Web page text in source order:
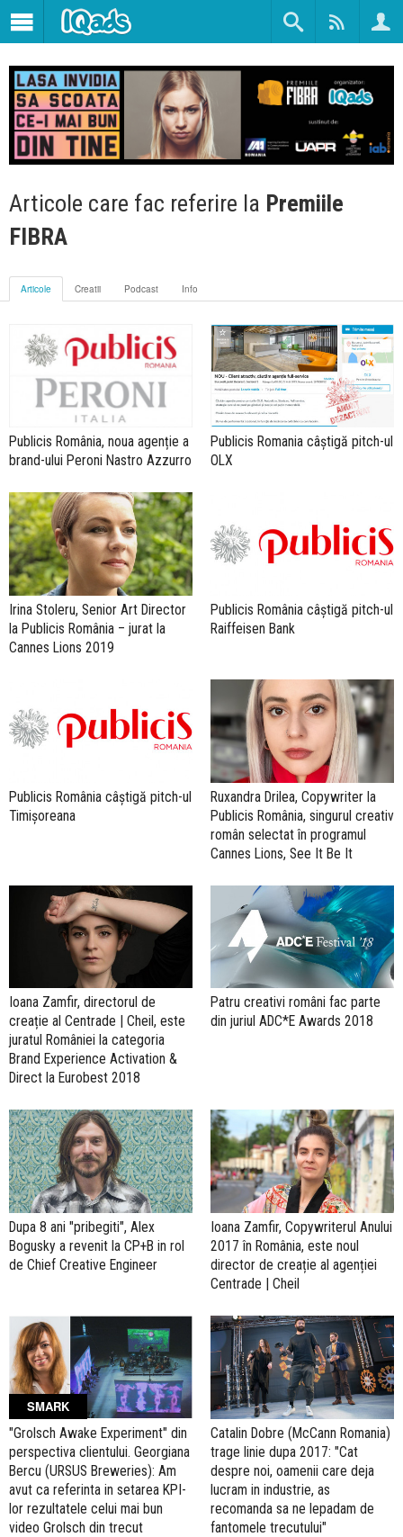
Articole care fac referire la Premiile
FIBRA
Articole Creatii Podcast Info
Publicis România, noua agenție a
brand-ului Peroni Nastro Azzurro
Publicis Romania câștigă pitch-ul
OLX
Irina Stoleru, Senior Art Director
la Publicis România – jurat la
Cannes Lions 2019
Publicis România câștigă pitch-ul
Raiffeisen Bank
Publicis România câștigă pitch-ul
Timișoreana
Ruxandra Drilea, Copywriter la
Publicis România, singurul creativ
român selectat în programul
Cannes Lions, See It Be It
Ioana Zamfir, directorul de
creație al Centrade | Cheil, este
juratul României la categoria
Brand Experience Activation &
Direct la Eurobest 2018
Patru creativi români fac parte
din juriul ADC*E Awards 2018
Dupa 8 ani "pribegiti", Alex
Bogusky a revenit la CP+B in rol
de Chief Creative Engineer
Ioana Zamfir, Copywriterul Anului
2017 în România, este noul
director de creație al agenției
Centrade | Cheil
SMARK
"Grolsch Awake Experiment" din
perspectiva clientului. Georgiana
Bercu (URSUS Breweries): Am
avut ca referinta in setarea KPI-
lor rezultatele celui mai bun
video Grolsch din trecut
Catalin Dobre (McCann Romania)
trage linie dupa 2017: "Cat
despre noi, oamenii care deja
lucram in industrie, as
recomanda sa ne lepadam de
fantomele trecutului"